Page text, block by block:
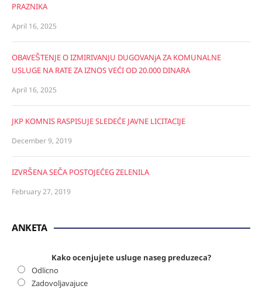
PRAZNIKA
April 16, 2025
OBAVEŠTENJE O IZMIRIVANJU DUGOVANjA ZA KOMUNALNE
USLUGE NA RATE ZA IZNOS VEĆI OD 20.000 DINARA
April 16, 2025
JKP KOMNIS RASPISUJE SLEDEĆE JAVNE LICITACIJE
December 9, 2019
IZVRŠENA SEČA POSTOJEĆEG ZELENILA
February 27, 2019
ANKETA
Kako ocenjujete usluge naseg preduzeca?
Odlicno
Zadovoljavajuce